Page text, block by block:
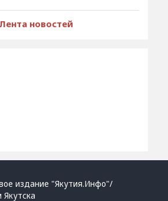
Лента новостей
издание "Якутия.Инфо"/
Якутска